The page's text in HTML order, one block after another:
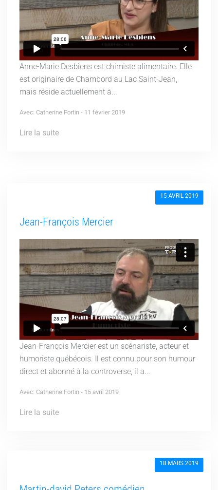
Anne-Marie Desbiens est chimiste alimentaire. Elle
est originaire de Chambord au Lac Saint-Jean,
mais réside actuellement à...
Avec: Catherine Fortin - 11 février 2019
Lire la suite
15 AVRIL 2019
Jean-François Mercier
Jean-François Mercier est un scénariste, acteur et
humoriste québécois. Il est connu pour son humour
direct et abonné à la controverse, il a...
Avec: Catherine Fortin - 15 avril 2019
Lire la suite
18 MARS 2019